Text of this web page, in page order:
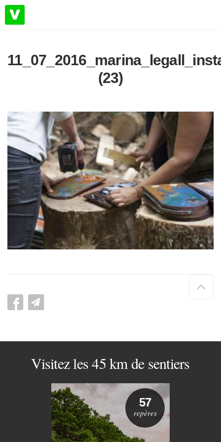
(23)
de
Visitez les 45 km de sentiers
57
repères